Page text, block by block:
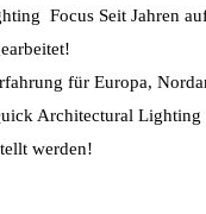
Focus Seit Jahren
für Europa,
Architectural
werden!